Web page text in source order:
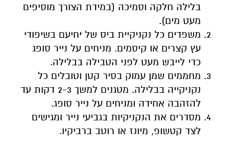
בלילה חלקה וסמיכה (במידת הצורך מוסיפים
מעט מים).
משפדים כל נקניקיית ביס של יחיעם בשיפודי
עץ קצרים או קיסמים. מניחים על נייר סופג
כדי לייבש מעט לפני הטבילה בבלילה.
מחממים שמן עמוק בסיר קטן וטובלים כל
נקניקייה בבלילה. מטגנים למשך 2-3 דקות עד
להזהבה אחידה ומניחים על נייר סופג.
מסדרים את הנקניקיות בגביעי נייר ומגישים
לצד קטשופ, מיונז או רוטב ברביקיו.